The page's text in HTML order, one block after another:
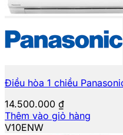
Điều hòa 1 chiều
14.500.000 ₫
Thêm vào giỏ hàng
V10ENW